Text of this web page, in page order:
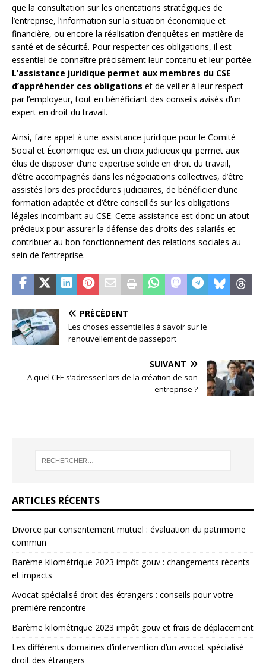
que la consultation sur les orientations stratégiques de
l’entreprise, l’information sur la situation économique et
financière, ou encore la réalisation d’enquêtes en matière de
santé et de sécurité. Pour respecter ces obligations, il est
essentiel de connaître précisément leur contenu et leur portée.
L’assistance juridique permet aux membres du CSE
d’appréhender ces obligations et de veiller à leur respect
par l’employeur, tout en bénéficiant des conseils avisés d’un
expert en droit du travail.
Ainsi, faire appel à une assistance juridique pour le Comité
Social et Économique est un choix judicieux qui permet aux
élus de disposer d’une expertise solide en droit du travail,
d’être accompagnés dans les négociations collectives, d’être
assistés lors des procédures judiciaires, de bénéficier d’une
formation adaptée et d’être conseillés sur les obligations
légales incombant au CSE. Cette assistance est donc un atout
précieux pour assurer la défense des droits des salariés et
contribuer au bon fonctionnement des relations sociales au
sein de l’entreprise.
PRÉCÉDENT
Les choses essentielles à savoir sur le
renouvellement de passeport
SUIVANT
A quel CFE s’adresser lors de la création de son
entreprise ?
ARTICLES RÉCENTS
Divorce par consentement mutuel : évaluation du patrimoine
commun
Barème kilométrique 2023 impôt gouv : changements récents
et impacts
Avocat spécialisé droit des étrangers : conseils pour votre
première rencontre
Barème kilométrique 2023 impôt gouv et frais de déplacement
Les différents domaines d’intervention d’un avocat spécialisé
droit des étrangers